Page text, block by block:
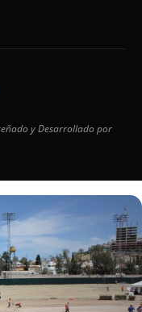
y Desarrollado por